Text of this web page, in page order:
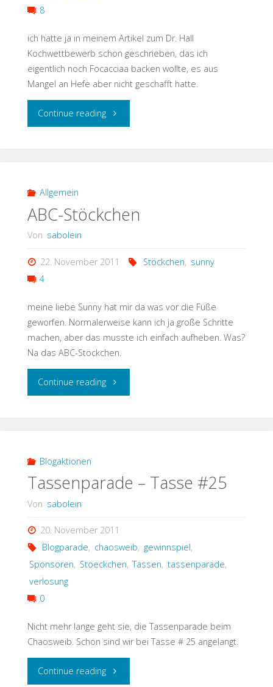
8
ich hatte ja in meinem Artikel zum Dr. Hall
Kochwettbewerb schon geschrieben, das ich
eigentlich noch Focacciaa backen wollte, es aus
Mangel an Hefe aber nicht geschafft hatte.
Continue reading"Focaccia"
Allgemein
ABC-Stöckchen
Von sabolein
22. November 2011 Stöckchen, sunny
4
meine liebe Sunny hat mir da was vor die Füße
geworfen. Normalerweise kann ich ja große Schritte
machen, aber das musste ich einfach aufheben. Was?
Na das ABC-Stöckchen.
Continue reading"ABC-
Blogaktionen
Tassenparade – Tasse #25
Von sabolein
20. November 2011
Blogparade, chaosweib, gewinnspiel,
Sponsoren, Stoeckchen, Tassen, tassenparade,
verlosung
0
Nicht mehr lange geht sie, die Tassenparade beim
Chaosweib. Schon sind wir bei Tasse # 25 angelangt.
Continue reading"Tassenparade